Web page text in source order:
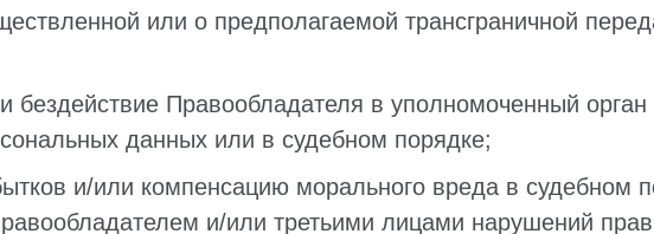
или о предполагаемой трансграничной
бездействие Правообладателя в уполномоченный орган
данных или в судебном порядке;
и/или компенсацию морального вреда в судебном
и/или третьими лицами нарушений прав